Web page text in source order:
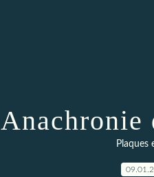
Anachronie
Plaques